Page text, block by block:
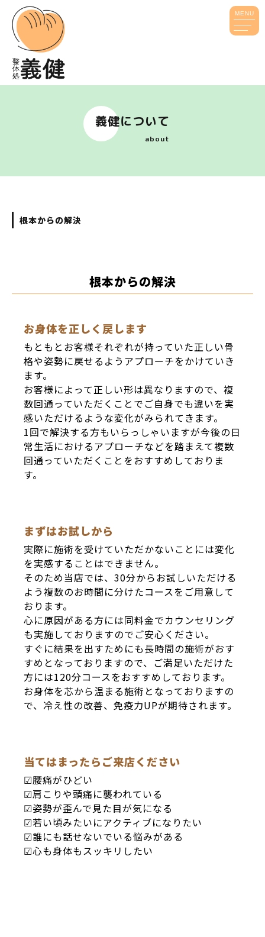
義健について
about
根本からの解決
根本からの解決
お身体を正しく戻します
もともとお客様それぞれが持っていた正しい骨
格や姿勢に戻せるようアプローチをかけていき
ます。
お客様によって正しい形は異なりますので、複
数回通っていただくことでご自身でも違いを実
感いただけるような変化がみられてきます。
1回で解決する方もいらっしゃいますが今後の日
常生活におけるアプローチなどを踏まえて複数
回通っていただくことをおすすめしておりま
す。
まずはお試しから
実際に施術を受けていただかないことには変化
を実感することはできません。
そのため当店では、30分からお試しいただける
よう複数のお時間に分けたコースをご用意して
おります。
心に原因がある方には同料金でカウンセリング
も実施しておりますのでご安心ください。
すぐに結果を出すためにも長時間の施術がおす
すめとなっておりますので、ご満足いただけた
方には120分コースをおすすめしております。
お身体を芯から温まる施術となっておりますの
で、冷え性の改善、免疫力UPが期待されます。
当てはまったらご来店ください
☑腰痛がひどい
☑肩こりや頭痛に襲われている
☑姿勢が歪んで見た目が気になる
☑若い頃みたいにアクティブになりたい
☑誰にも話せないでいる悩みがある
☑心も身体もスッキリしたい
MENU